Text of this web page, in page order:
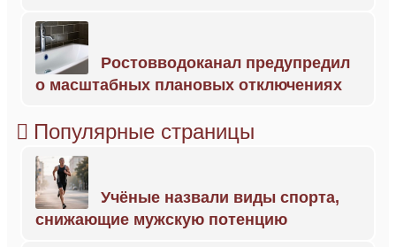
Ростовводоканал предупредил
о масштабных плановых отключениях
Популярные страницы
Учёные назвали виды спорта,
снижающие мужскую потенцию